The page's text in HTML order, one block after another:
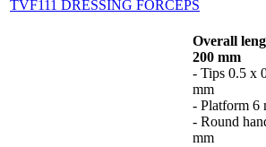
TVF111 DRESSING FORCEPS
Overall
200 mm
- Tips 0.5 x
mm
- Platform 6
- Round
mm